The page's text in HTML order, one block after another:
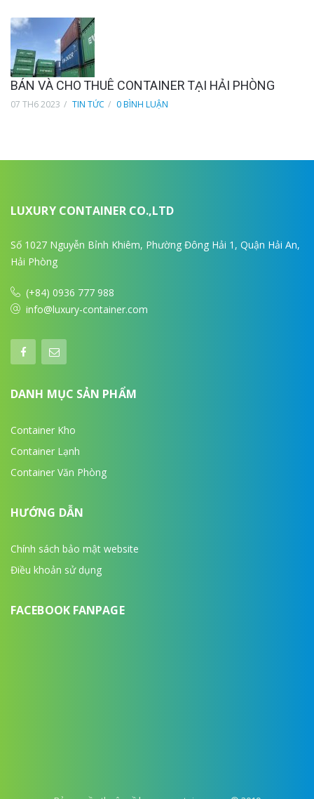
BÁN VÀ CHO THUÊ CONTAINER TẠI HẢI PHÒNG
07 TH6 2023 TIN TỨC 0 BÌNH LUẬN
LUXURY CONTAINER CO.,LTD
Số 1027 Nguyễn Bỉnh Khiêm, Phường Đông Hải 1, Quận Hải An,
Hải Phòng
(+84) 0936 777 988
info@luxury-container.com
DANH MỤC SẢN PHẨM
Container Kho
Container Lạnh
Container Văn Phòng
HƯỚNG DẪN
Chính sách bảo mật website
Điều khoản sử dụng
FACEBOOK FANPAGE